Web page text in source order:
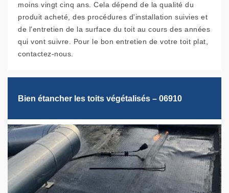
moins vingt cinq ans. Cela dépend de la qualité du
produit acheté, des procédures d'installation suivies et
de l'entretien de la surface du toit au cours des années
qui vont suivre. Pour le bon entretien de votre toit plat,
contactez-nous.
Bien étancher les toits végétalisés – 06910